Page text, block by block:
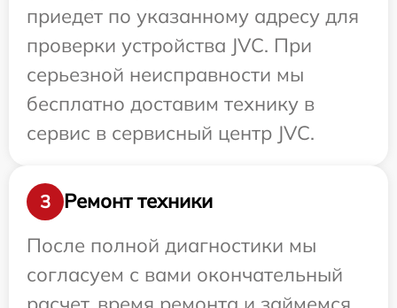
приедет по указанному адресу для
проверки устройства JVC. При
серьезной неисправности мы
бесплатно доставим технику в
сервис в сервисный центр JVC.
3
Ремонт техники
После полной диагностики мы
согласуем с вами окончательный